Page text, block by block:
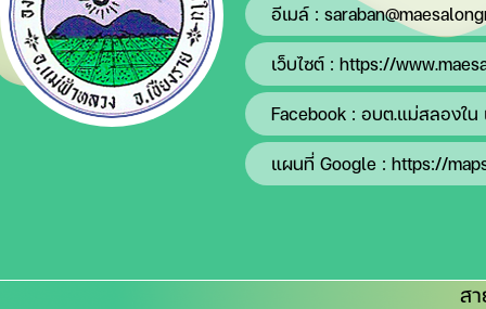
อีเมล์ :
เว็บไซต์ : https://
Facebook : อบต.แม่สลองใน
แผนที่ Google : https://
ส